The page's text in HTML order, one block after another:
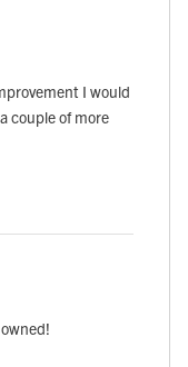
I would
couple of more